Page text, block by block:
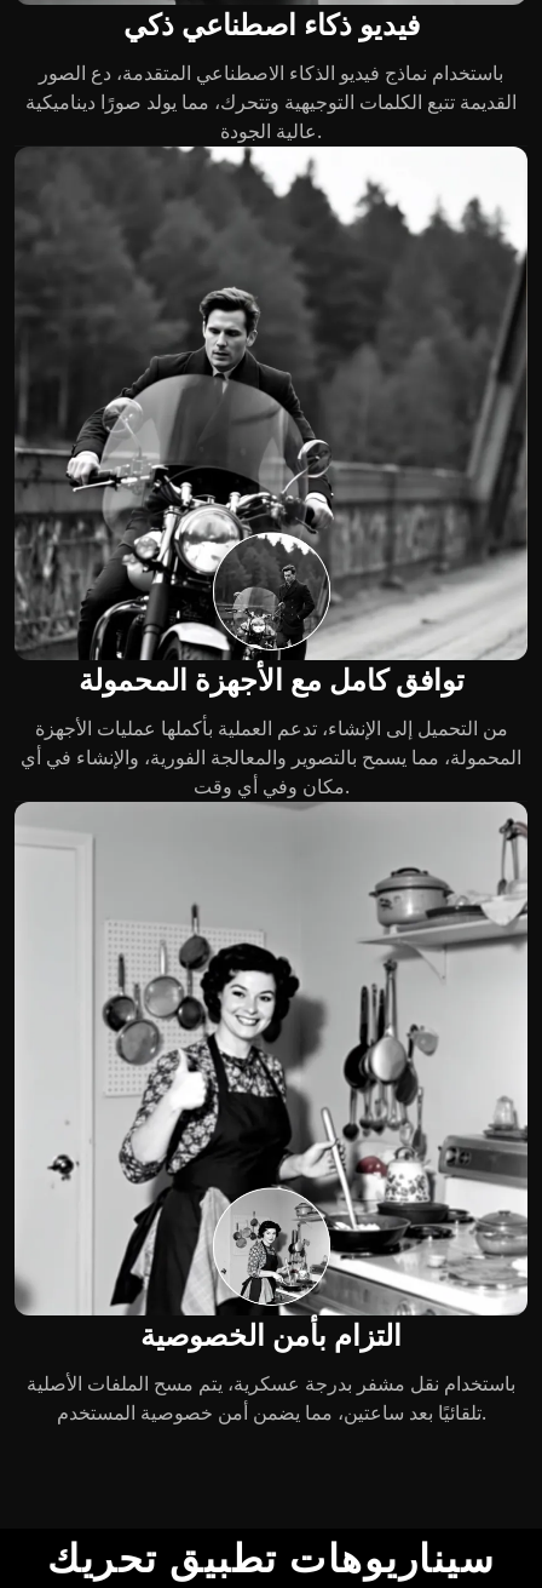
فيديو ذكاء اصطناعي ذكي
باستخدام نماذج فيديو الذكاء الاصطناعي المتقدمة، دع الصور
القديمة تتبع الكلمات التوجيهية وتتحرك، مما يولد صورًا ديناميكية
عالية الجودة.
توافق كامل مع الأجهزة المحمولة
من التحميل إلى الإنشاء، تدعم العملية بأكملها عمليات الأجهزة
المحمولة، مما يسمح بالتصوير والمعالجة الفورية، والإنشاء في أي
مكان وفي أي وقت.
التزام بأمن الخصوصية
باستخدام نقل مشفر بدرجة عسكرية، يتم مسح الملفات الأصلية
تلقائيًا بعد ساعتين، مما يضمن أمن خصوصية المستخدم.
سيناريوهات تطبيق تحريك